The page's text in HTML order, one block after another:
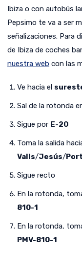
Ibiza o con autobús
Pepsimo te va a ser
señalizaciones. Para
de Ibiza de coches
nuestra web con las
Ve hacia el
Sal de la rotonda
Sigue por E-20
Toma la salida
Valls/Jesús/Port
Sigue recto
En la rotonda,
810-1
En la rotonda,
PMV-810-1